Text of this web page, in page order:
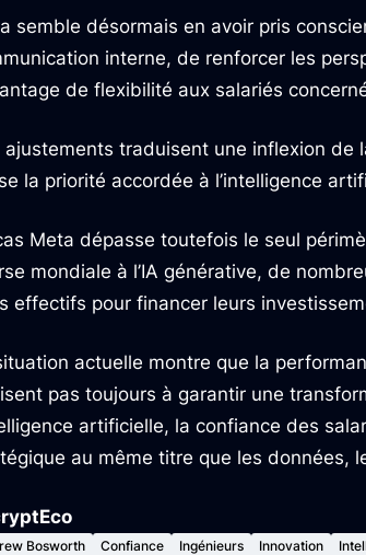
semble désormais en avoir pris
interne, de renforcer les
de flexibilité aux salariés
ajustements traduisent une inflexion de
la priorité accordée à l’intelligence
Meta dépasse toutefois le seul
mondiale à l’IA générative, de
effectifs pour financer leurs
actuelle montre que la
pas toujours à garantir une
artificielle, la confiance des
au même titre que les données,
Bosworth Confiance Ingénieurs Innovation